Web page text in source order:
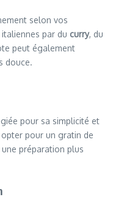
selon vos
par du curry, du
peut également
douce.
pour sa simplicité et
pour un gratin de
préparation plus